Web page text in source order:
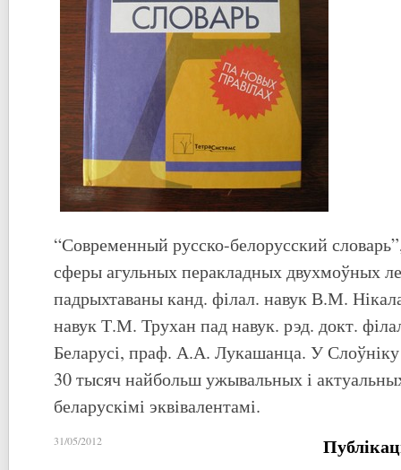
“Современный русско-белорусский
сферы агульных перакладных двухмоўных
падрыхтаваны канд. філал. навук В.М.
навук Т.М. Трухан пад навук. рэд. докт.
Беларусі, праф. А.А. Лукашанца. У
30 тысяч найбольш ужывальных і
беларускімі эквівалентамі.
31/05/2012